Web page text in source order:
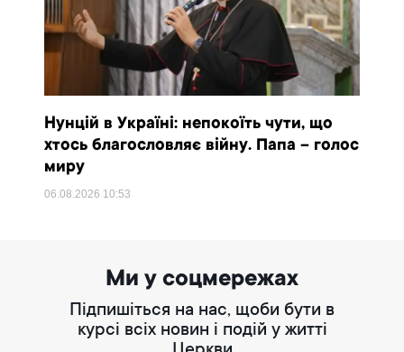
Нунцій в Україні: непокоїть чути, що
хтось благословляє війну. Папа – голос
миру
06.08.2026 10:53
Ми у соцмережах
Підпишіться на нас, щоби бути в
курсі всіх новин і подій у житті